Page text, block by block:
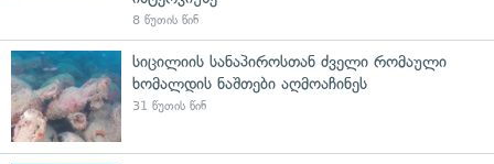
8 წუთის წინ
სიცილიის სანაპიროსთან ძველი რომაული
ხომალდის ნაშთები აღმოაჩინეს
31 წუთის წინ